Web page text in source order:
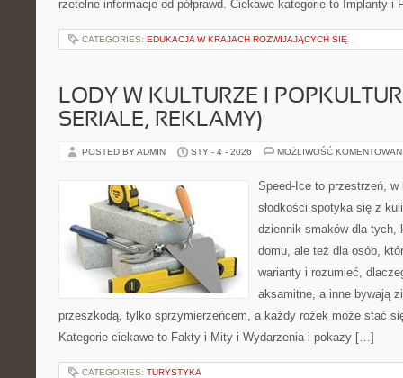
rzetelne informacje od półprawd. Ciekawe kategorie to Implanty
CATEGORIES: EDUKACJA W KRAJACH ROZWIJAJĄCYCH SIĘ
LODY W KULTURZE I
SERIALE, REKLAMY)
POSTED BY ADMIN STY - 4 - 2026 MOŻLIWOŚĆ
Speed-Ice to przestrzeń,
słodkości spotyka się z
dziennik smaków dla tych,
domu, ale też dla osób,
warianty i rozumieć,
aksamitne, a inne bywają
przeszkodą, tylko sprzymierzeńcem, a każdy rożek może stać
Kategorie ciekawe to Fakty i Mity i Wydarzenia i pokazy […]
CATEGORIES: TURYSTYKA